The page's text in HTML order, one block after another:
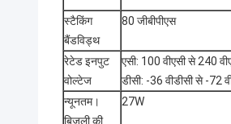
स्टैकिंग
बैंडविड्थ
80 जीबीपीएस
रेटेड इनपुट
वोल्टेज
एसी: 100 वीएसी से 240
डीसी: -36 वीडीसी से -72
न्यूनतम।
बिजली की
27W